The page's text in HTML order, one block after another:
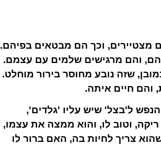
מצטיירים, וכך הם מבטאים בפיהם.
והם מרגישים שלמים עם עצמם.
שזה נובע מחוסר בירור מוחלט.
והם חיים איתה.
ל'בצל' שיש עליו 'גלדים',
וטוב לו, והוא ממצה את עצמו,
צריך לחיות בה, האם ברור לו